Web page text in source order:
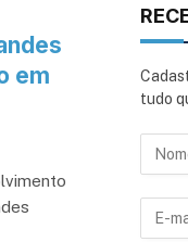
em
tudo